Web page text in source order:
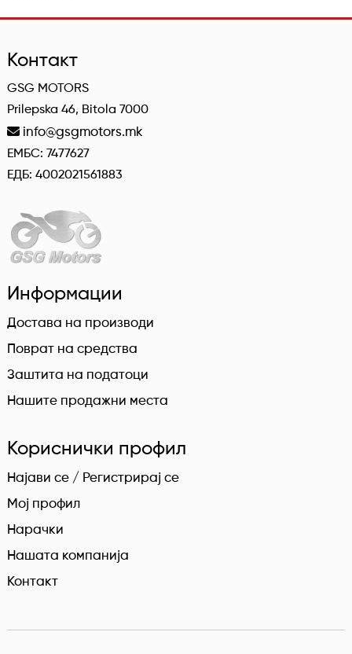
Контакт
GSG MOTORS
Prilepska 46, Bitola 7000
info@gsgmotors.mk
ЕМБС: 7477627
ЕДБ: 4002021561883
Информации
Достава на производи
Поврат на средства
Заштита на податоци
Нашите продажни места
Кориснички профил
Најави се / Регистрирај се
Мој профил
Нарачки
Нашата компанија
Контакт